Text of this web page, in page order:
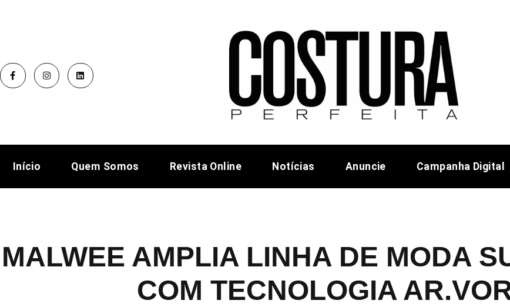
Início Quem Somos Revista Online Notícias Anuncie Campanha Digital
MALWEE AMPLIA LINHA DE MODA
COM TECNOLOGIA